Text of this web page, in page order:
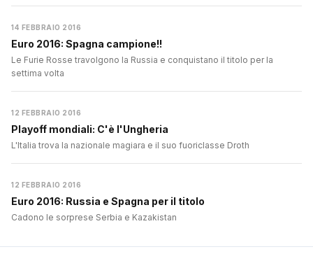
14 FEBBRAIO 2016
Euro 2016: Spagna campione!!
Le Furie Rosse travolgono la Russia e conquistano il titolo per la
settima volta
12 FEBBRAIO 2016
Playoff mondiali: C'è l'Ungheria
L'Italia trova la nazionale magiara e il suo fuoriclasse Droth
12 FEBBRAIO 2016
Euro 2016: Russia e Spagna per il titolo
Cadono le sorprese Serbia e Kazakistan